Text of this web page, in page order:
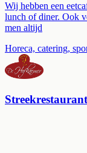
Wij hebben een
lunch of diner. Ook
men altijd
Horeca, catering,